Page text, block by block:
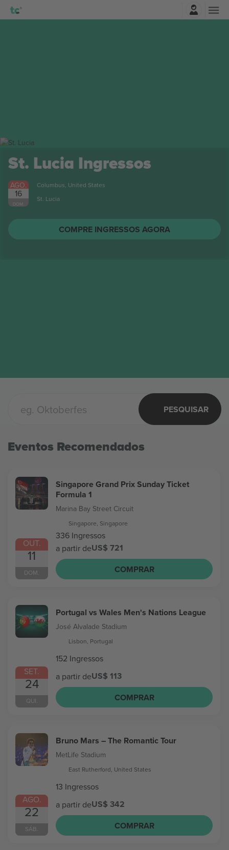
St. Lucia Ingressos
AGO.
16
DOM.
Columbus, United States
St. Lucia
COMPRE INGRESSOS AGORA
PESQUISAR
Eventos Recomendados
OUT.
11
DOM.
Singapore Grand Prix Sunday Ticket
Formula 1
Marina Bay Street Circuit
Singapore, Singapore
336 Ingressos
a partir deUS$ 721
COMPRAR
SET.
24
QUI.
Portugal vs Wales Men's Nations League
José Alvalade Stadium
Lisbon, Portugal
152 Ingressos
a partir deUS$ 113
COMPRAR
AGO.
22
SÁB.
Bruno Mars – The Romantic Tour
MetLife Stadium
East Rutherford, United States
13 Ingressos
a partir deUS$ 342
COMPRAR